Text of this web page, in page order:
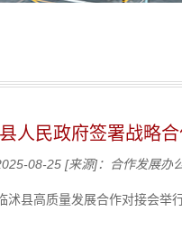
人民政府签署战略
08-25 [来源]：合作发展办
县高质量发展合作对接会